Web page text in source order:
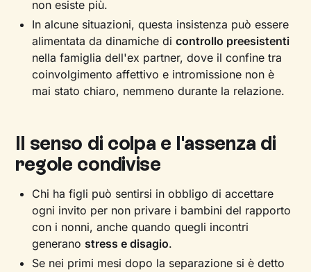
non esiste più.
In alcune situazioni, questa insistenza può essere
alimentata da dinamiche dicontrollo preesistenti
nella famiglia dell'ex partner, dove il confine tra
coinvolgimento affettivo e intromissione non è
mai stato chiaro, nemmeno durante la relazione.
Il senso di colpa e l'assenza di
regole condivise
Chi ha figli può sentirsi in obbligo di accettare
ogni invito per non privare i bambini del rapporto
con i nonni, anche quando quegli incontri
generano stress e disagio.
Se nei primi mesi dopo la separazione si è detto